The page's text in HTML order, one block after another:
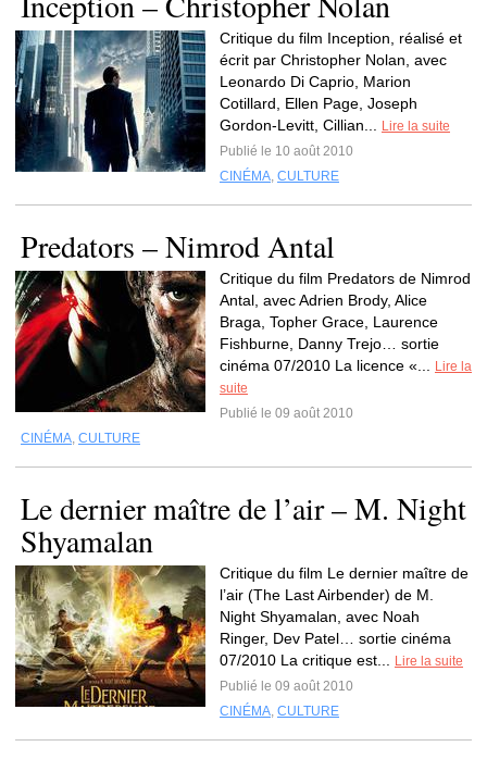
Critique du film Inception, réalisé et
écrit par Christopher Nolan, avec
Leonardo Di Caprio, Marion
Cotillard, Ellen Page, Joseph
Gordon-Levitt, Cillian...
Lire la suite
Publié le 10 août 2010
CINÉMA, CULTURE
Predators – Nimrod Antal
Critique du film Predators de Nimrod
Antal, avec Adrien Brody, Alice
Braga, Topher Grace, Laurence
Fishburne, Danny Trejo… sortie
cinéma 07/2010 La licence «...
Lire la
suite
Publié le 09 août 2010
CINÉMA, CULTURE
Le dernier maître de l’air – M. Night
Shyamalan
Critique du film Le dernier maître de
l’air (The Last Airbender) de M.
Night Shyamalan, avec Noah
Ringer, Dev Patel… sortie cinéma
07/2010 La critique est...
Lire la suite
Publié le 09 août 2010
CINÉMA, CULTURE